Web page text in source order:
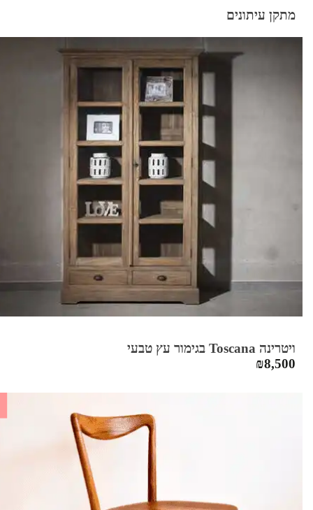
מתקן עיתונים
ויטרינה Toscana בגימור עץ טבעי
₪8,500